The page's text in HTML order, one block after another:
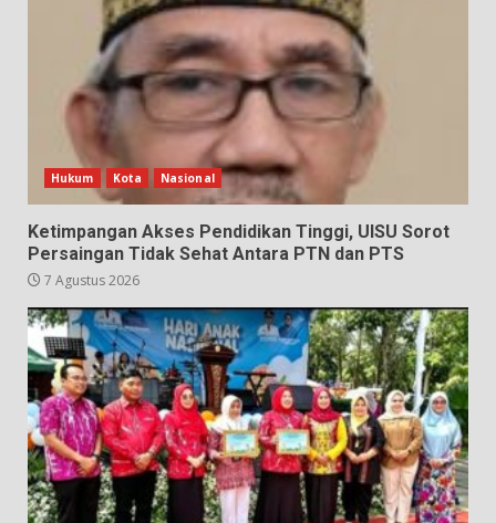
Hukum Kota Nasional
Ketimpangan Akses Pendidikan Tinggi, UISU Sorot
Persaingan Tidak Sehat Antara PTN dan PTS
7 Agustus 2026